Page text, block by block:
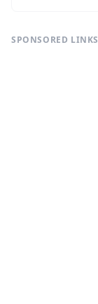
SPONSORED LINKS